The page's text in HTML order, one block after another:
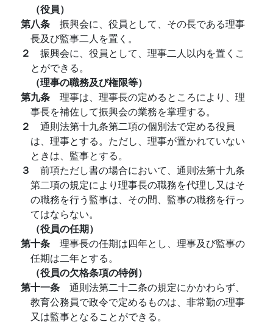
（役員）
第八条 振興会に、役員として、その長である理事
長及び監事二人を置く。
２ 振興会に、役員として、理事二人以内を置くこ
とができる。
（理事の職務及び権限等）
第九条 理事は、理事長の定めるところにより、理
事長を補佐して振興会の業務を掌理する。
２ 通則法第十九条第二項の個別法で定める役員
は、理事とする。ただし、理事が置かれていない
ときは、監事とする。
３ 前項ただし書の場合において、通則法第十九条
第二項の規定により理事長の職務を代理し又はそ
の職務を行う監事は、その間、監事の職務を行っ
てはならない。
（役員の任期）
第十条 理事長の任期は四年とし、理事及び監事の
任期は二年とする。
（役員の欠格条項の特例）
第十一条 通則法第二十二条の規定にかかわらず、
教育公務員で政令で定めるものは、非常勤の理事
又は監事となることができる。